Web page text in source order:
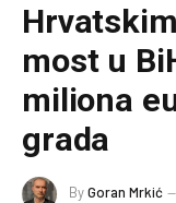
most u
miliona
grada
ByGoran Mrkić